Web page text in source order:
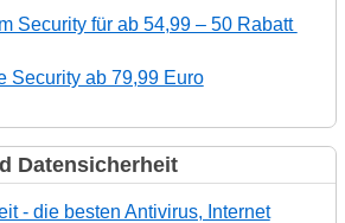
Security für ab 54,99 – 50 Rabatt
Security ab 79,99 Euro
Datensicherheit
- die besten Antivirus, Internet